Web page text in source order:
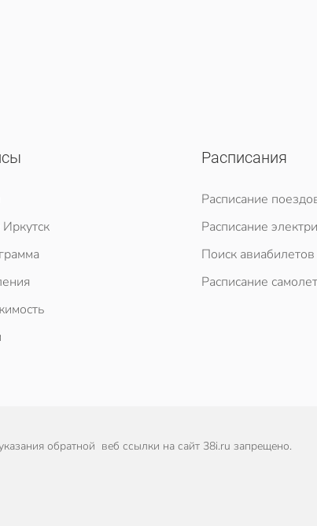
Расписания
Расписание
Расписание
Поиск авиабилетов
Расписание
обратной веб ссылки на сайт 38i.ru запрещено.